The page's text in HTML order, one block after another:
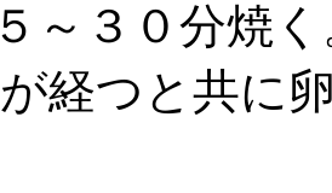
～３０分焼
経つと共に